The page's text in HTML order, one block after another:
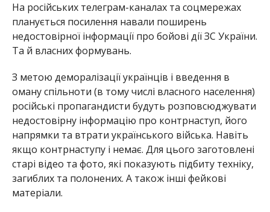
На російських телеграм-каналах та соцмережах
планується посилення навали поширень
недостовірної інформації про бойові дії ЗС України.
Та й власних формувань.
З метою деморалізації українців і введення в
оману спільноти (в тому числі власного населення)
російські пропагандисти будуть розповсюджувати
недостовірну інформацію про контрнаступ, його
напрямки та втрати українського війська. Навіть
якщо контрнаступу і немає. Для цього заготовлені
старі відео та фото, які показують підбиту техніку,
загиблих та полонених. А також інші фейкові
матеріали.